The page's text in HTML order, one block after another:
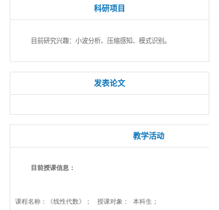
科研项目
目前研究兴趣：小波分析、压缩感知、模式识别。
发表论文
教学活动
目前授课信息：
课程名称：《线性代数》； 授课对象： 本科生；